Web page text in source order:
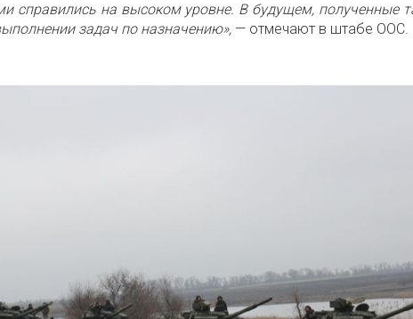
справились на высоком уровне. В будущем, полученные
задач по назначению», — отмечают в штабе ООС.